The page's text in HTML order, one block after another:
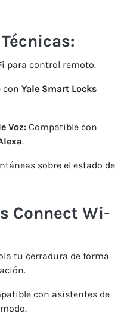
para control remoto.
conYale Smart Locks
Voz: Compatible con
.
sobre el estado de
Connect Wi-
tu cerradura de forma
con asistentes de